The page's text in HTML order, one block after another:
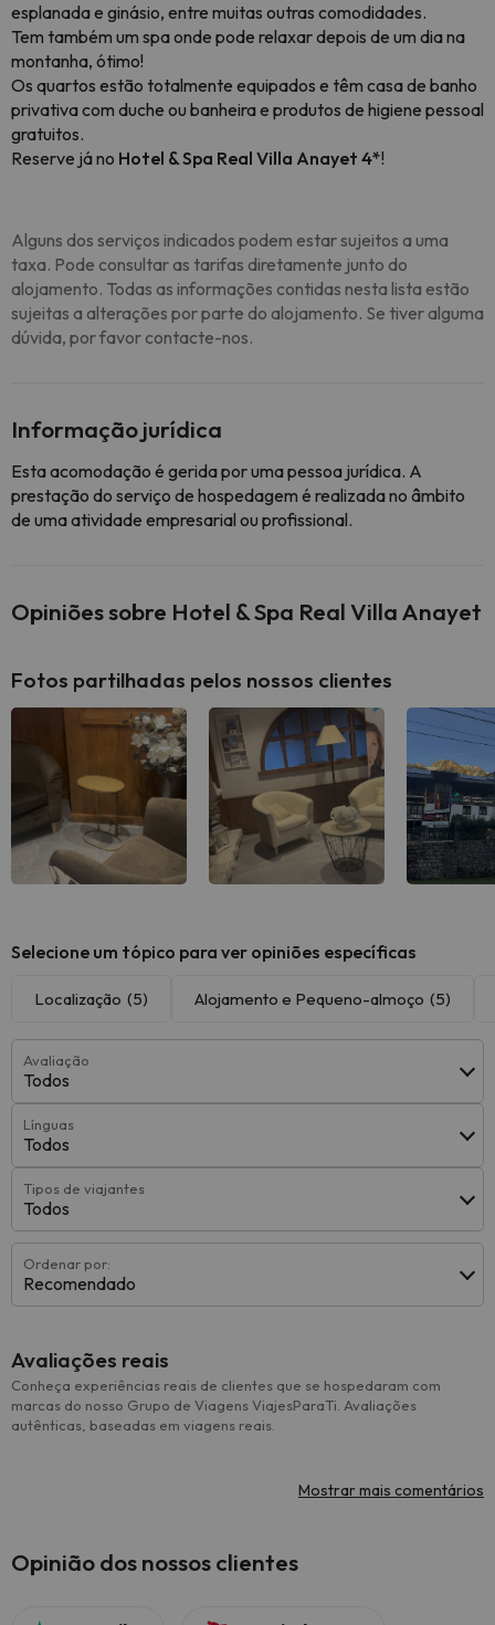
esplanada e ginásio, entre muitas outras comodidades.
Tem também um spa onde pode relaxar depois de um dia na
montanha, ótimo!
Os quartos estão totalmente equipados e têm casa de banho
privativa com duche ou banheira e produtos de higiene pessoal
gratuitos.
Reserve já no Hotel & Spa Real Villa Anayet 4*!
Alguns dos serviços indicados podem estar sujeitos a uma
taxa. Pode consultar as tarifas diretamente junto do
alojamento. Todas as informações contidas nesta lista estão
sujeitas a alterações por parte do alojamento. Se tiver alguma
dúvida, por favor contacte-nos.
Informação jurídica
Esta acomodação é gerida por uma pessoa jurídica. A
prestação do serviço de hospedagem é realizada no âmbito
de uma atividade empresarial ou profissional.
Opiniões sobre Hotel & Spa Real Villa Anayet
Fotos partilhadas pelos nossos clientes
Selecione um tópico para ver opiniões específicas
Localização (5) Alojamento e Pequeno-almoço (5)
Avaliação
Todos
Línguas
Todos
Tipos de viajantes
Todos
Ordenar por:
Recomendado
Avaliações reais
Conheça experiências reais de clientes que se hospedaram com
marcas do nosso Grupo de Viagens ViajesParaTi. Avaliações
autênticas, baseadas em viagens reais.
Mostrar mais comentários
Opinião dos nossos clientes